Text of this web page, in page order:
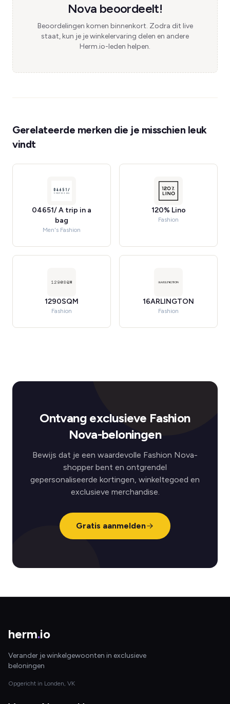
Nova beoordeelt!
Beoordelingen komen binnenkort. Zodra dit live
staat, kun je je winkelervaring delen en andere
Herm.io-leden helpen.
Gerelateerde merken die je misschien leuk
vindt
04651/ A trip in a
bag
Men's Fashion
120% Lino
Fashion
1290SQM
Fashion
16ARLINGTON
Fashion
Ontvang exclusieve Fashion
Nova-beloningen
Bewijs dat je een waardevolle Fashion Nova-
shopper bent en ontgrendel
gepersonaliseerde kortingen, winkeltegoed en
exclusieve merchandise.
Gratis aanmelden
herm.io
Verander je winkelgewoonten in exclusieve
beloningen
Opgericht in Londen, VK